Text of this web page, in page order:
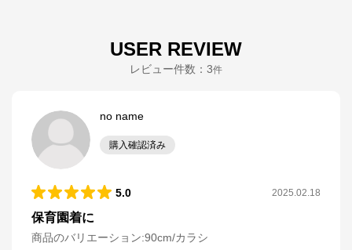
USER REVIEW
レビュー件数： 3件
no name
購入確認済み
5.0 2025.02.18
保育園着に
商品のバリエーション:90cm/カラシ